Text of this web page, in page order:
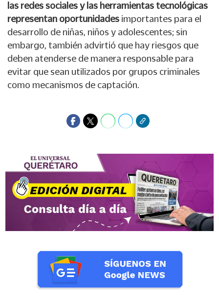
las redes sociales y las herramientas tecnológicas
representan oportunidades importantes para el
desarrollo de niñas, niños y adolescentes; sin
embargo, también advirtió que hay riesgos que
deben atenderse de manera responsable para
evitar que sean utilizados por grupos criminales
como mecanismos de captación.